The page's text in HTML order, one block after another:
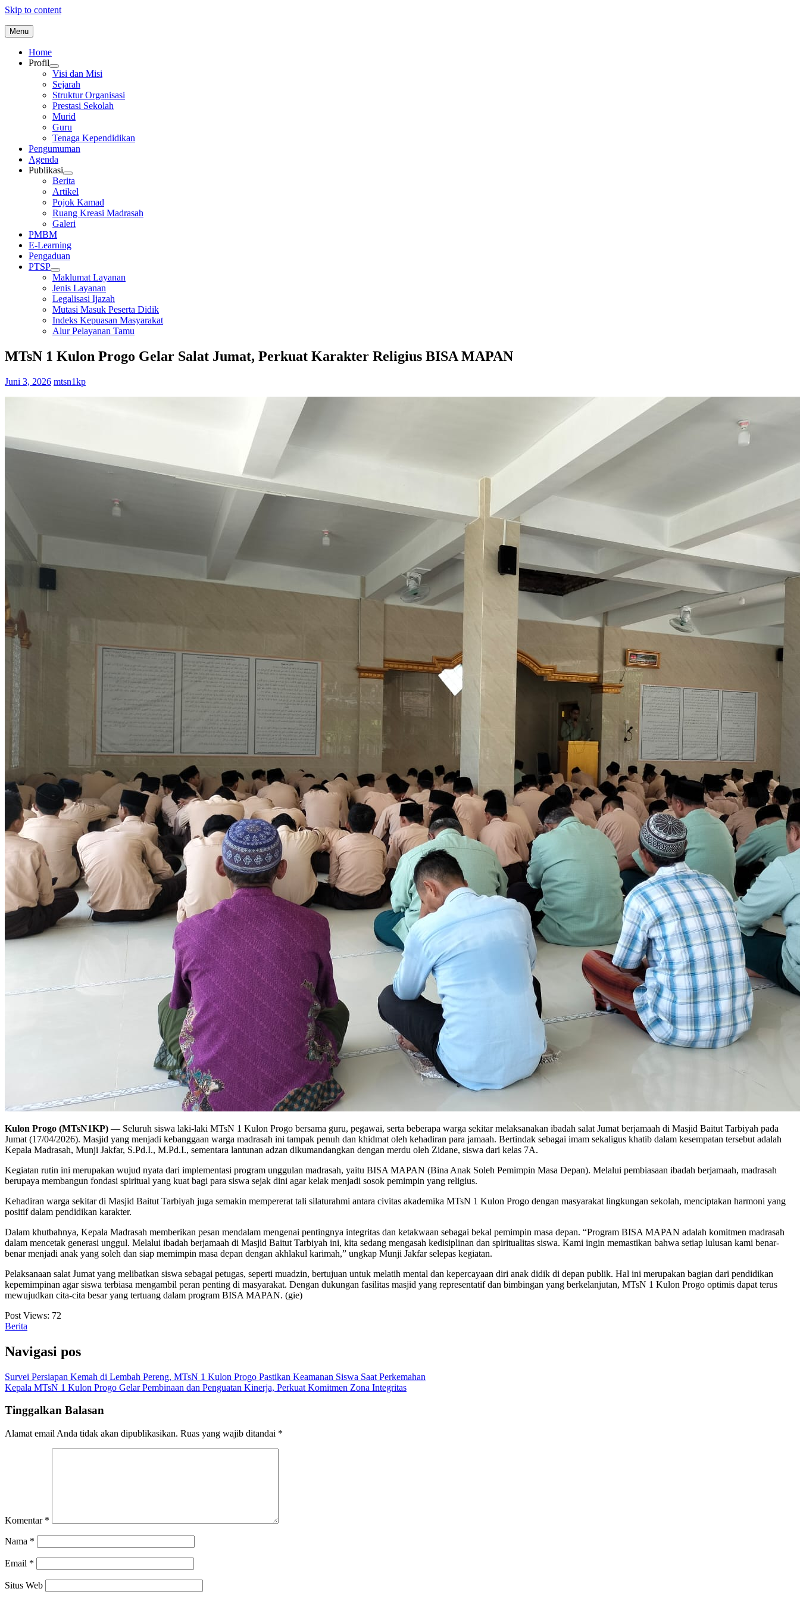
Skip to content
Menu
Home
Profil
Visi dan Misi
Sejarah
Struktur Organisasi
Prestasi Sekolah
Murid
Guru
Tenaga Kependidikan
Pengumuman
Agenda
Publikasi
Berita
Artikel
Pojok Kamad
Ruang Kreasi Madrasah
Galeri
PMBM
E-Learning
Pengaduan
PTSP
Maklumat Layanan
Jenis Layanan
Legalisasi Ijazah
Mutasi Masuk Peserta Didik
Indeks Kepuasan Masyarakat
Alur Pelayanan Tamu
MTsN 1 Kulon Progo Gelar Salat Jumat, Perkuat Karakter Religius BISA MAPAN
Juni 3, 2026 mtsn1kp
​Kulon Progo (MTsN1KP) — Seluruh siswa laki-laki MTsN 1 Kulon Progo bersama guru, pegawai, serta beberapa warga sekitar melaksanakan ibadah salat Jumat berjamaah di Masjid Baitut Tarbiyah pada
Jumat (17/04/2026). Masjid yang menjadi kebanggaan warga madrasah ini tampak penuh dan khidmat oleh kehadiran para jamaah. Bertindak sebagai imam sekaligus khatib dalam kesempatan tersebut adalah
Kepala Madrasah, Munji Jakfar, S.Pd.I., M.Pd.I., sementara lantunan adzan dikumandangkan dengan merdu oleh Zidane, siswa dari kelas 7A.
​Kegiatan rutin ini merupakan wujud nyata dari implementasi program unggulan madrasah, yaitu BISA MAPAN (Bina Anak Soleh Pemimpin Masa Depan). Melalui pembiasaan ibadah berjamaah, madrasah
berupaya membangun fondasi spiritual yang kuat bagi para siswa sejak dini agar kelak menjadi sosok pemimpin yang religius.
Kehadiran warga sekitar di Masjid Baitut Tarbiyah juga semakin mempererat tali silaturahmi antara civitas akademika MTsN 1 Kulon Progo dengan masyarakat lingkungan sekolah, menciptakan harmoni yang
positif dalam pendidikan karakter.
​Dalam khutbahnya, Kepala Madrasah memberikan pesan mendalam mengenai pentingnya integritas dan ketakwaan sebagai bekal pemimpin masa depan. “Program BISA MAPAN adalah komitmen madrasah
dalam mencetak generasi unggul. Melalui ibadah berjamaah di Masjid Baitut Tarbiyah ini, kita sedang mengasah kedisiplinan dan spiritualitas siswa. Kami ingin memastikan bahwa setiap lulusan kami benar-
benar menjadi anak yang soleh dan siap memimpin masa depan dengan akhlakul karimah,” ungkap Munji Jakfar selepas kegiatan.
​Pelaksanaan salat Jumat yang melibatkan siswa sebagai petugas, seperti muadzin, bertujuan untuk melatih mental dan kepercayaan diri anak didik di depan publik. Hal ini merupakan bagian dari pendidikan
kepemimpinan agar siswa terbiasa mengambil peran penting di masyarakat. Dengan dukungan fasilitas masjid yang representatif dan bimbingan yang berkelanjutan, MTsN 1 Kulon Progo optimis dapat terus
mewujudkan cita-cita besar yang tertuang dalam program BISA MAPAN. (gie)
Post Views: 72
Berita
Navigasi pos
Survei Persiapan Kemah di Lembah Pereng, MTsN 1 Kulon Progo Pastikan Keamanan Siswa Saat Perkemahan
Kepala MTsN 1 Kulon Progo Gelar Pembinaan dan Penguatan Kinerja, Perkuat Komitmen Zona Integritas
Tinggalkan Balasan
Alamat email Anda tidak akan dipublikasikan. Ruas yang wajib ditandai *
Komentar *
Nama *
Email *
Situs Web